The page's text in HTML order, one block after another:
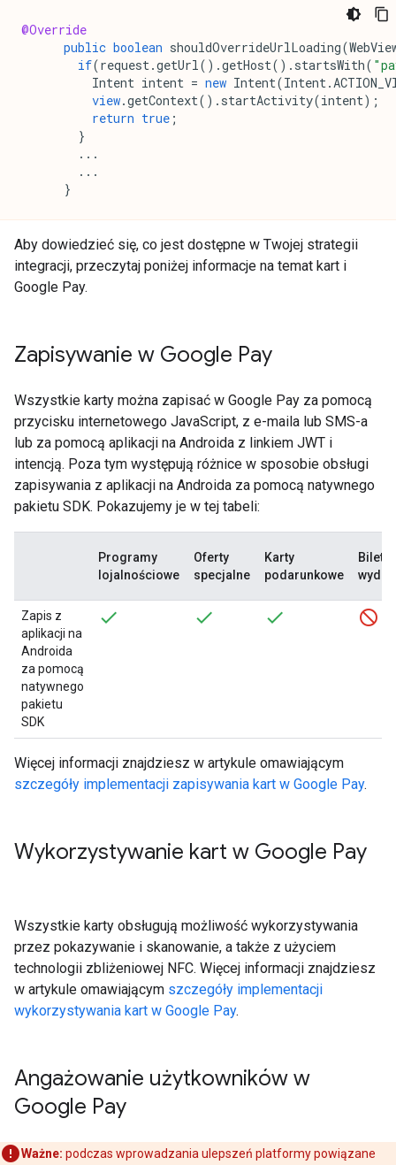
@Override
public boolean shouldOverrideUrlLoading(
if(request.getUrl().getHost(). startsWith(
Intent intent = new Intent(Intent.
view.getContext(). startActivity(intent);
return true ;
}
...
...
}
Aby dowiedzieć się, co jest dostępne w Twojej strategii
integracji, przeczytaj poniżej informacje na temat kart i
Google Pay.
Zapisywanie w Google Pay
Wszystkie karty można zapisać w Google Pay za pomocą
przycisku internetowego JavaScript, z e-maila lub SMS-a
lub za pomocą aplikacji na Androida z linkiem JWT i
intencją. Poza tym występują różnice w sposobie obsługi
zapisywania z aplikacji na Androida za pomocą natywnego
pakietu SDK. Pokazujemy je w tej tabeli:
Programy
lojalnościowe
Oferty
specjalne
Karty
podarunkowe
Bilety
Zapis z
aplikacji na
Androida
za pomocą
natywnego
pakietu
SDK
Więcej informacji znajdziesz w artykule omawiającym
szczegóły implementacji zapisywania kart w Google Pay.
Wykorzystywanie kart w Google Pay
Wszystkie karty obsługują możliwość wykorzystywania
przez pokazywanie i skanowanie, a także z użyciem
technologii zbliżeniowej NFC. Więcej informacji znajdziesz
w artykule omawiającym szczegóły implementacji
wykorzystywania kart w Google Pay.
Angażowanie użytkowników w
Google Pay
Ważne: podczas wprowadzania ulepszeń platformy powiązane